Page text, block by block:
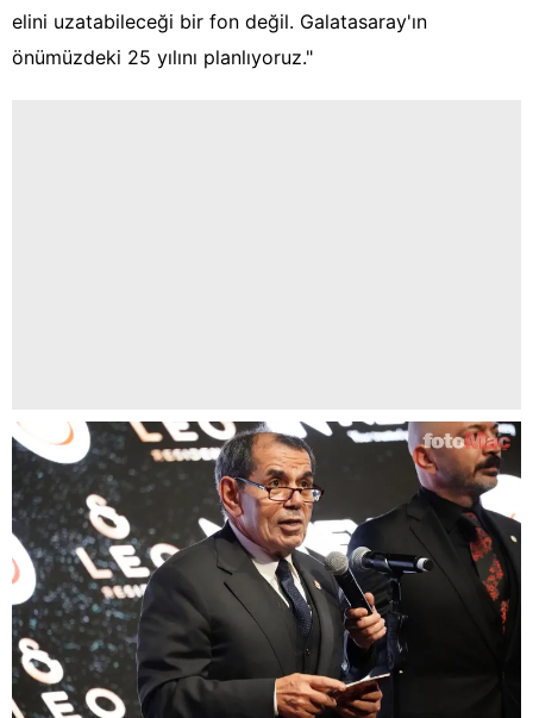
elini uzatabileceği bir fon değil. Galatasaray'ın
önümüzdeki 25 yılını planlıyoruz."